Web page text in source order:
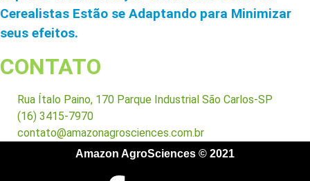
Cerealistas Estão se Adaptando para Minimizar
seus efeitos.
CONTATO
Rua Ítalo Paino, 170 Parque Industrial São Carlos-SP
(16) 3415-7970
contato@amazonagrosciences.com.br
Amazon AgroSciences © 2021